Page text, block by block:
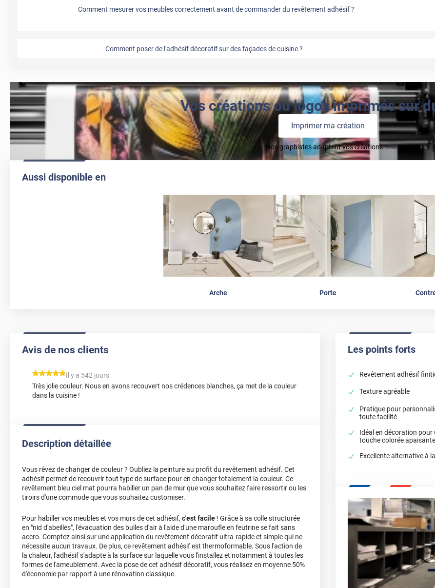
Comment mesurer vos meubles correctement avant de commander du revêtement adhésif ?
Comment poser de l'adhésif décoratif sur des façades de cuisine ?
Vos créations ou logos imprimés sur
Imprimer ma création
Nos graphistes adaptent vos créations ✨
Aussi disponible en
Arche Porte
Avis de nos clients
*****
Il y a 542 jours
Très jolie couleur. Nous en avons recouvert nos crédences blanches, ça met de la couleur
dans la cuisine !
Description détaillée
Vous rêvez de changer de couleur ? Oubliez la peinture au profit du revêtement adhésif. Cet
adhésif permet de recouvrir tout type de surface pour en changer totalement la couleur. Ce
revêtement bleu ciel mat pourra habiller un pan de mur que vous souhaitez faire ressortir ou les
tiroirs d'une commode que vous souhaitez customiser.
Pour habiller vos meubles et vos murs de cet adhésif, c'est facile ! Grâce à sa colle structurée
en "nid d'abeilles", l'évacuation des bulles d'air à l'aide d'une maroufle en feutrine se fait sans
accro. Comptez ainsi sur une application du revêtement décoratif ultra-rapide et simple qui ne
nécessite aucun travaux. De plus, ce revêtement adhésif est thermoformable. Sous l'action de
la chaleur, l'adhésif s'adapte à la surface sur laquelle vous l'installez et notamment à toutes les
formes de l'ameublement. Avec la pose de cet adhésif décoratif, vous réalisez en moyenne 50%
d'économie par rapport à une rénovation classique.
Les points forts
Revêtement adhésif
Texture agréable
Pratique pour
toute facilité
Idéal en décoration
touche colorée apaisante
Excellente alternative à